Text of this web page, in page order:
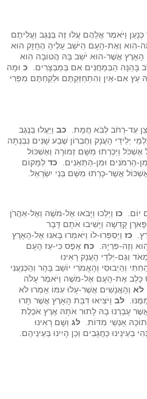
וַיֹּאמֶר אֲלֵהֶם עֲלוּ זֶה בַּנֶּגֶב וַעֲלִיתֶם
הִוא וְאֶת-הָעָם הַיֹּשֵׁב עָלֶיהָ הֶחָזָק הוּא
הָאָרֶץ אֲשֶׁר-הוּא יֹשֵׁב בָּהּ הֲטוֹבָה הִוא
בָּהֵנָּה הַבְּמַחֲנִים אִם בְּמִבְצָרִים. כ וּמָה
עֵץ אִם-אַיִן וְהִתְחַזַּקְתֶּם וּלְקַחְתֶּם מִפְּרִי
צִן עַד-רְחֹב לְבֹא חֲמָת. כב וַיַּעֲלוּ בַנֶּגֶב
יְלִידֵי הָעֲנָק וְחֶבְרוֹן שֶׁבַע שָׁנִים נִבְנְתָה
אֶשְׁכֹּל וַיִּכְרְתוּ מִשָּׁם זְמוֹרָה וְאֶשְׁכּוֹל
הָרִמֹּנִים וּמִן-הַתְּאֵנִים. כד לַמָּקוֹם
אֲשֶׁר-כָּרְתוּ מִשָּׁם בְּנֵי יִשְׂרָאֵל.
יוֹם. כו וַיֵּלְכוּ וַיָּבֹאוּ אֶל-מֹשֶׁה וְאֶל-אַהֲרֹן
קָדֵשָׁה וַיָּשִׁיבוּ אֹתָם דָּבָר
כז וַיְסַפְּרוּ-לוֹ וַיֹּאמְרוּ בָּאנוּ אֶל-הָאָרֶץ
וְזֶה-פִּרְיָהּ. כח אֶפֶס כִּי-עַז הָעָם
וְגַם-יְלִדֵי הָעֲנָק רָאִינוּ
וְהַיְבוּסִי וְהָאֱמֹרִי יוֹשֵׁב בָּהָר וְהַכְּנַעֲנִי
כָּלֵב אֶת-הָעָם אֶל-מֹשֶׁה וַיֹּאמֶר עָלֹה
לא וְהָאֲנָשִׁים אֲשֶׁר-עָלוּ עִמּוֹ אָמְרוּ לֹא
לב וַיֹּצִיאוּ דִּבַּת הָאָרֶץ אֲשֶׁר תָּרוּ
עָבַרְנוּ בָהּ לָתוּר אֹתָהּ אֶרֶץ אֹכֶלֶת
אַנְשֵׁי מִדּוֹת. לג וְשָׁם רָאִינוּ
בְעֵינֵינוּ כַּחֲגָבִים וְכֵן הָיִינוּ בְּעֵינֵיהֶם.